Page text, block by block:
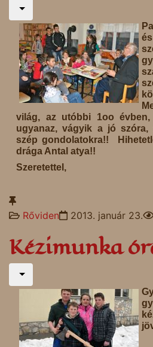
világ, az utóbbi 1oo
ugyanaz, vágyik a jó szóra,
szép gondolatokra!!
drága Antal atya!!
Szeretettel,
Rőviden 2013. január 23.
Kézimunka